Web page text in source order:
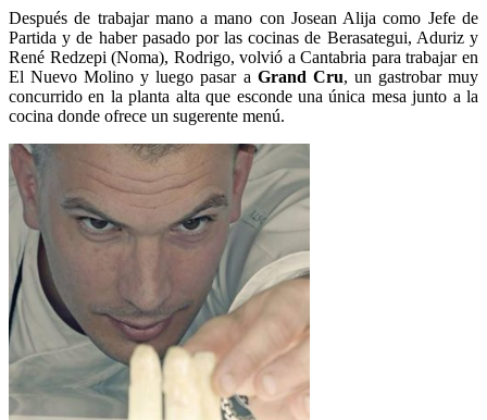
Después de trabajar mano a mano con Josean Alija como Jefe de
Partida y de haber pasado por las cocinas de Berasategui, Aduriz y
René Redzepi (Noma), Rodrigo, volvió a Cantabria para trabajar en
El Nuevo Molino y luego pasar a Grand Cru, un gastrobar muy
concurrido en la planta alta que esconde una única mesa junto a la
cocina donde ofrece un sugerente menú.